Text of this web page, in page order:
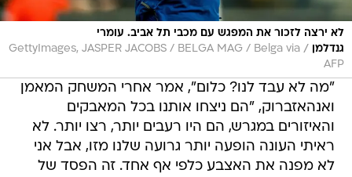
לא ירצה לזכור את המפגש עם מכבי תל אביב. עומרי
גנדלמן
/
GettyImages, JASPER JACOBS / BELGA MAG / Belga via
AFP
"מה לא עבד לנו? כלום", אמר אחרי המשחק המאמן
ואנהאזברוק, "הם ניצחו אותנו בכל המאבקים
והאיזורים במגרש, הם היו רעבים יותר, רצו יותר. לא
ראיתי העונה הופעה יותר גרועה שלנו מזו, אבל אני
לא מפנה את האצבע כלפי אף אחד. זה הפסד של